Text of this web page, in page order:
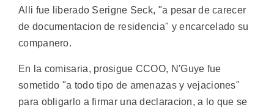
Alli fue liberado Serigne Seck, "a pesar de carecer
de documentacion de residencia" y encarcelado su
companero.
En la comisaria, prosigue CCOO, N'Guye fue
sometido "a todo tipo de amenazas y vejaciones"
para obligarlo a firmar una declaracion, a lo que se